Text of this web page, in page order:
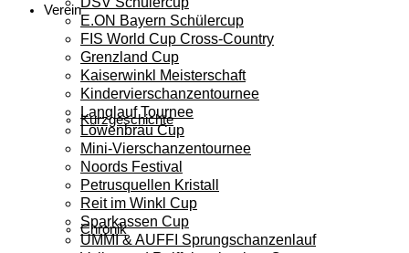
Verein
Kurzgeschichte
Chronik
E.ON Bayern Schülercup
FIS World Cup Cross-Country
Grenzland Cup
Kaiserwinkl Meisterschaft
Kindervierschanzentournee
Langlauf Tournee
Löwenbräu Cup
Mini-Vierschanzentournee
Noords Festival
Petrusquellen Kristall
Reit im Winkl Cup
Sparkassen Cup
UMMI & AUFFI Sprungschanzenlauf